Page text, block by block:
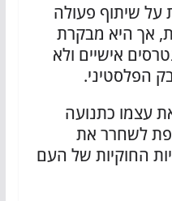
על שיתוף פעולה
אך היא מבקרת
אישיים ולא
הפלסטיני.
את עצמו כתנועה
לשחרר את
החוקיות של העם